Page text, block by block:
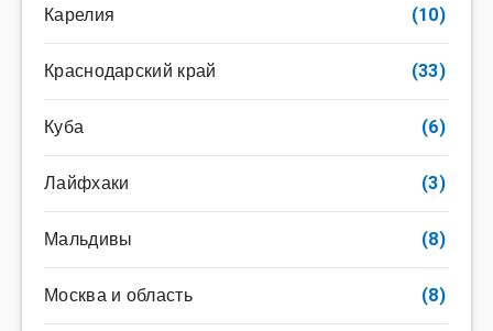
Карелия (10)
Краснодарский край (33)
Куба (6)
Лайфхаки (3)
Мальдивы (8)
Москва и область (8)